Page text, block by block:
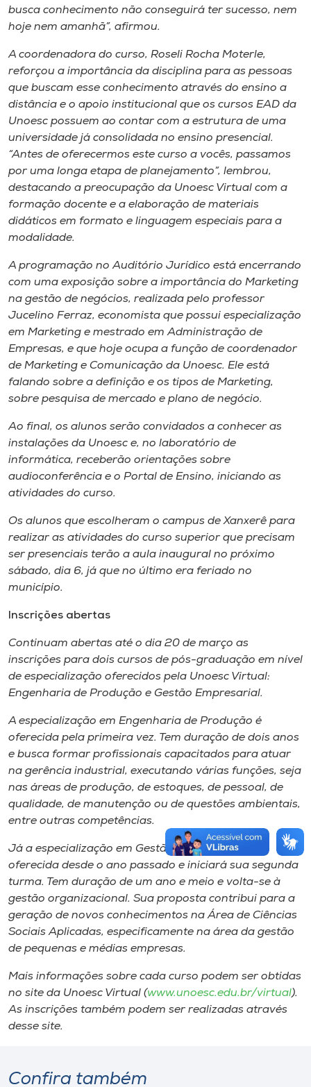
busca conhecimento não conseguirá ter sucesso, nem
hoje nem amanhã”, afirmou.
A coordenadora do curso, Roseli Rocha Moterle,
reforçou a importância da disciplina para as pessoas
que buscam esse conhecimento através do ensino a
distância e o apoio institucional que os cursos EAD da
Unoesc possuem ao contar com a estrutura de uma
universidade já consolidada no ensino presencial.
“Antes de oferecermos este curso a vocês, passamos
por uma longa etapa de planejamento”, lembrou,
destacando a preocupação da Unoesc Virtual com a
formação docente e a elaboração de materiais
didáticos em formato e linguagem especiais para a
modalidade.
A programação no Auditório Jurídico está encerrando
com uma exposição sobre a importância do Marketing
na gestão de negócios, realizada pelo professor
Jucelino Ferraz, economista que possui especialização
em Marketing e mestrado em Administração de
Empresas, e que hoje ocupa a função de coordenador
de Marketing e Comunicação da Unoesc. Ele está
falando sobre a definição e os tipos de Marketing,
sobre pesquisa de mercado e plano de negócio.
Ao final, os alunos serão convidados a conhecer as
instalações da Unoesc e, no laboratório de
informática, receberão orientações sobre
audioconferência e o Portal de Ensino, iniciando as
atividades do curso.
Os alunos que escolheram o campus de Xanxerê para
realizar as atividades do curso superior que precisam
ser presenciais terão a aula inaugural no próximo
sábado, dia 6, já que no último era feriado no
município.
Inscrições abertas
Continuam abertas até o dia 20 de março as
inscrições para dois cursos de pós-graduação em nível
de especialização oferecidos pela Unoesc Virtual:
Engenharia de Produção e Gestão Empresarial.
A especialização em Engenharia de Produção é
oferecida pela primeira vez. Tem duração de dois anos
e busca formar profissionais capacitados para atuar
na gerência industrial, executando várias funções, seja
nas áreas de produção, de estoques, de pessoal, de
qualidade, de manutenção ou de questões ambientais,
entre outras competências.
Já a especialização em Gestão Empresarial é
oferecida desde o ano passado e iniciará sua segunda
turma. Tem duração de um ano e meio e volta-se à
gestão organizacional. Sua proposta contribui para a
geração de novos conhecimentos na Área de Ciências
Sociais Aplicadas, especificamente na área da gestão
de pequenas e médias empresas.
Mais informações sobre cada curso podem ser obtidas
no site da Unoesc Virtual (www.unoesc.edu.br/virtual).
As inscrições também podem ser realizadas através
desse site.
Confira também